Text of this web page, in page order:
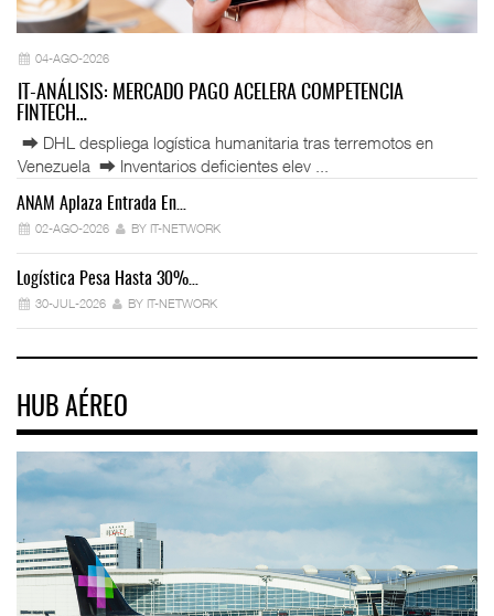
04-AGO-2026
IT-ANÁLISIS: MERCADO PAGO ACELERA COMPETENCIA
FINTECH…
⮕ DHL despliega logística humanitaria tras terremotos en
Venezuela ⮕ Inventarios deficientes elev ...
ANAM Aplaza Entrada En…
02-AGO-2026 BY IT-NETWORK
Logística Pesa Hasta 30%…
30-JUL-2026 BY IT-NETWORK
HUB AÉREO